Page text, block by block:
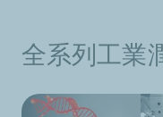
全系列工業